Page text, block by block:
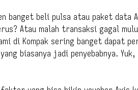
banget beli pulsa atau paket data
Atau malah transaksi gagal
di Kompak sering banget dapat
biasanya jadi penyebabnya.